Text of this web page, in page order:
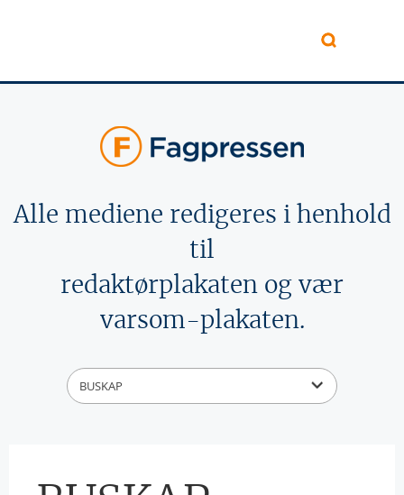
Alle mediene redigeres i henhold
til
redaktørplakaten og vær
varsom-plakaten.
BUSKAP